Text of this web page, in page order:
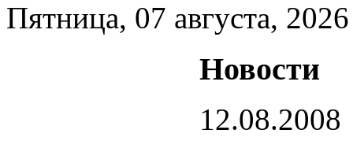
Пятница, 07 августа, 2026
Новости
12.08.2008